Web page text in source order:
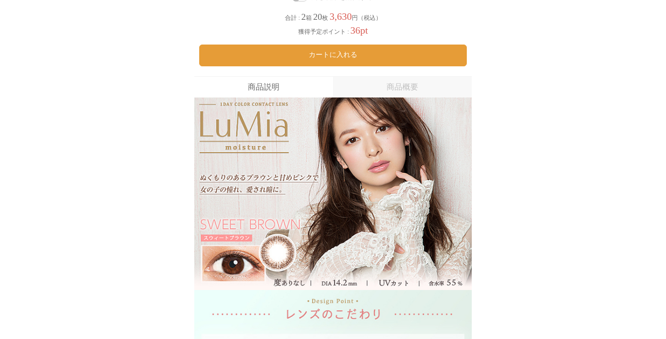
合計 : 2箱 20枚 3,630円（税込）
獲得予定ポイント : 36pt
カートに入れる
商品説明 商品概要